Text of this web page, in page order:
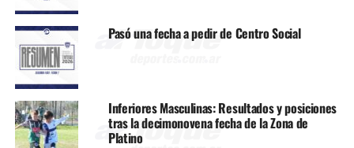
Pasó una fecha a pedir de Centro Social
Inferiores Masculinas: Resultados y posiciones
tras la decimonovena fecha de la Zona de
Platino